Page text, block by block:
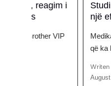
Studim i ri:
një efekt
Medikamenti i njohur